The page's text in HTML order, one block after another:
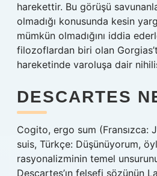
harekettir. Bu görüşü
olmadığı konusunda kesin
mümkün olmadığını iddia
filozoflardan biri olan
hareketinde varoluşa dair
DESCARTES
Cogito, ergo sum (Fransızca:
suis, Türkçe: Düşünüyorum,
rasyonalizminin temel
Descartes’ın felsefi sözünün